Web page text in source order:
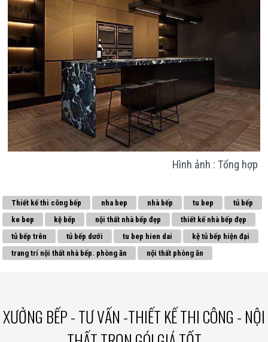
Hình ảnh : Tổng hợp
Thiết kế thi công bếp nha bep nhà bếp tu bep
tủ bếp
ke bep
kệ bếp nội thất nhà bếp đẹp
thiết kế nhà bếp đẹp
tủ bếp trên
tủ bếp dưới tu bep hien dai
kệ tủ bếp hiện đại
trang trí nội thất nhà bếp. phòng ăn
nội thất phòng ăn
XƯỞNG BẾP - TƯ VẤN -THIẾT KẾ THI CÔNG - NỘI